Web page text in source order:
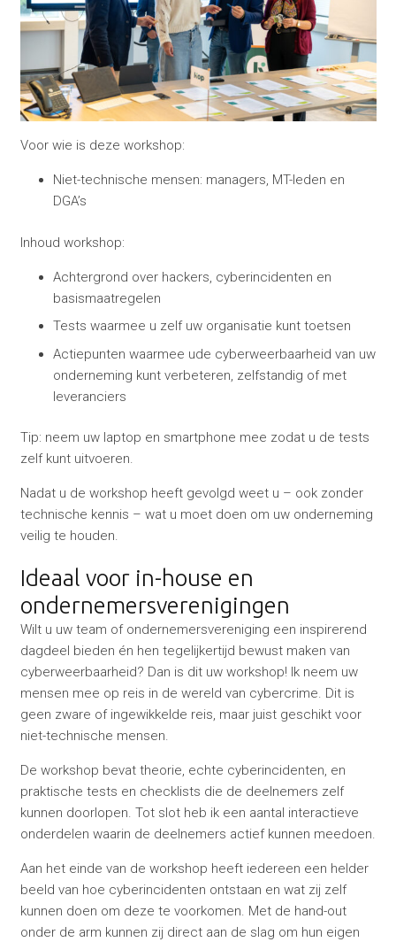
Voor wie is deze workshop:
Niet-technische mensen: managers, MT-leden en
DGA’s
Inhoud workshop:
Achtergrond over hackers, cyberincidenten en
basismaatregelen
Tests waarmee u zelf uw organisatie kunt toetsen
Actiepunten waarmee ude cyberweerbaarheid van uw
onderneming kunt verbeteren, zelfstandig of met
leveranciers
Tip: neem uw laptop en smartphone mee zodat u de tests
zelf kunt uitvoeren.
Nadat u de workshop heeft gevolgd weet u – ook zonder
technische kennis – wat u moet doen om uw onderneming
veilig te houden.
Ideaal voor in-house en
ondernemersverenigingen
Wilt u uw team of ondernemersvereniging een inspirerend
dagdeel bieden én hen tegelijkertijd bewust maken van
cyberweerbaarheid? Dan is dit uw workshop! Ik neem uw
mensen mee op reis in de wereld van cybercrime. Dit is
geen zware of ingewikkelde reis, maar juist geschikt voor
niet-technische mensen.
De workshop bevat theorie, echte cyberincidenten, en
praktische tests en checklists die de deelnemers zelf
kunnen doorlopen. Tot slot heb ik een aantal interactieve
onderdelen waarin de deelnemers actief kunnen meedoen.
Aan het einde van de workshop heeft iedereen een helder
beeld van hoe cyberincidenten ontstaan en wat zij zelf
kunnen doen om deze te voorkomen. Met de hand-out
onder de arm kunnen zij direct aan de slag om hun eigen